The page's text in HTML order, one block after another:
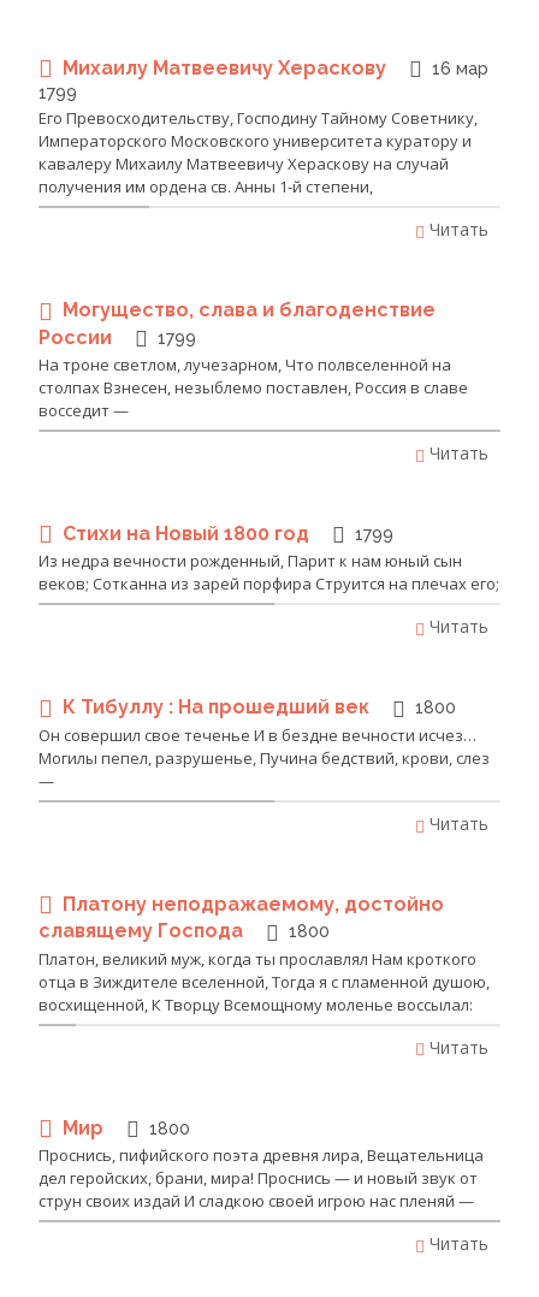
Михаилу Матвеевичу Хераскову
16 мар
1799
Его Превосходительству, Господину Тайному Советнику,
Императорского Московского университета куратору и
кавалеру Михаилу Матвеевичу Хераскову на случай
получения им ордена св. Анны 1-й степени,
Читать
Могущество, слава и благоденствие
России
1799
На троне светлом, лучезарном, Что полвселенной на
столпах Взнесен, незыблемо поставлен, Россия в славе
восседит —
Читать
Стихи на Новый 1800 год 1799
Из недра вечности рожденный, Парит к нам юный сын
веков; Сотканна из зарей порфира Струится на плечах его;
Читать
К Тибуллу : На прошедший век 1800
Он совершил свое теченье И в бездне вечности исчез…
Могилы пепел, разрушенье, Пучина бедствий, крови, слез
—
Читать
Платону неподражаемому, достойно
славящему Господа
1800
Платон, великий муж, когда ты прославлял Нам кроткого
отца в Зиждителе вселенной, Тогда я с пламенной душою,
восхищенной, К Творцу Всемощному моленье воссылал:
Читать
Мир 1800
Проснись, пифийского поэта древня лира, Вещательница
дел геройских, брани, мира! Проснись — и новый звук от
струн своих издай И сладкою своей игрою нас пленяй —
Читать